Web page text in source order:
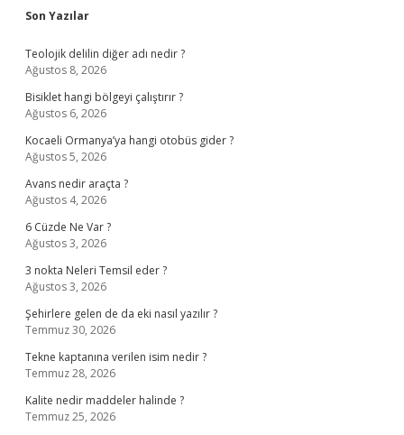
Sidebar
Son Yazılar
Teolojik delilin diğer adı nedir ?
Ağustos 8, 2026
Bisiklet hangi bölgeyi çalıştırır ?
Ağustos 6, 2026
Kocaeli Ormanya’ya hangi otobüs gider ?
Ağustos 5, 2026
Avans nedir araçta ?
Ağustos 4, 2026
6 Cüzde Ne Var ?
Ağustos 3, 2026
3 nokta Neleri Temsil eder ?
Ağustos 3, 2026
Şehirlere gelen de da eki nasıl yazılır ?
Temmuz 30, 2026
Tekne kaptanına verilen isim nedir ?
Temmuz 28, 2026
Kalite nedir maddeler halinde ?
Temmuz 25, 2026